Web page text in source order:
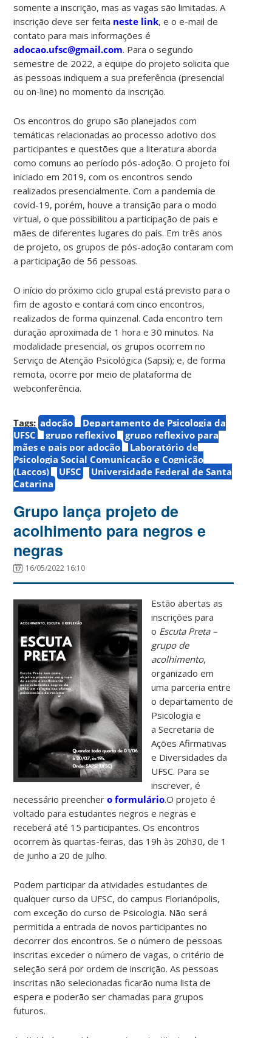
somente a inscrição, mas as vagas são limitadas. A
inscrição deve ser feita neste link, e o e-mail de
contato para mais informações é
adocao.ufsc@gmail.com. Para o segundo
semestre de 2022, a equipe do projeto solicita que
as pessoas indiquem a sua preferência (presencial
ou on-line) no momento da inscrição.
Os encontros do grupo são planejados com
temáticas relacionadas ao processo adotivo dos
participantes e questões que a literatura aborda
como comuns ao período pós-adoção. O projeto foi
iniciado em 2019, com os encontros sendo
realizados presencialmente. Com a pandemia de
covid-19, porém, houve a transição para o modo
virtual, o que possibilitou a participação de pais e
mães de diferentes lugares do país. Em três anos
de projeto, os grupos de pós-adoção contaram com
a participação de 56 pessoas.
O início do próximo ciclo grupal está previsto para o
fim de agosto e contará com cinco encontros,
realizados de forma quinzenal. Cada encontro tem
duração aproximada de 1 hora e 30 minutos. Na
modalidade presencial, os grupos ocorrem no
Serviço de Atenção Psicológica (Sapsi); e, de forma
remota, ocorre por meio de plataforma de
webconferência.
Tags: adoção
Departamento de Psicologia da
UFSC
grupo reflexivo
grupo reflexivo para
mães e pais por adoção
Laboratório de
Psicologia Social Comunicação e Cognição
(Laccos)
UFSC
Universidade Federal de Santa
Catarina
Grupo lança projeto de
acolhimento para negros e
negras
16/05/2022 16:10
Estão abertas as
inscrições para
o Escuta Preta –
grupo de
acolhimento,
organizado em
uma parceria entre
o departamento de
Psicologia e
a Secretaria de
Ações Afirmativas
e Diversidades da
UFSC. Para se
inscrever, é
necessário preencher o formulário.O projeto é
voltado para estudantes negros e negras e
receberá até 15 participantes. Os encontros
ocorrem às quartas-feiras, das 19h às 20h30, de 1
de junho a 20 de julho.
Podem participar da atividades estudantes de
qualquer curso da UFSC, do campus Florianópolis,
com exceção do curso de Psicologia. Não será
permitida a entrada de novos participantes no
decorrer dos encontros. Se o número de pessoas
inscritas exceder o número de vagas, o critério de
seleção será por ordem de inscrição. As pessoas
inscritas não selecionadas ficarão numa lista de
espera e poderão ser chamadas para grupos
futuros.